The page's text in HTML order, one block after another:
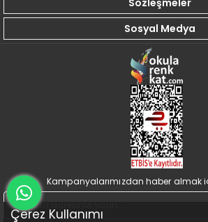
Sözleşmeler
Sosyal Medya
Kampanyalarımızdan haber almak
Çerez Kullanımı